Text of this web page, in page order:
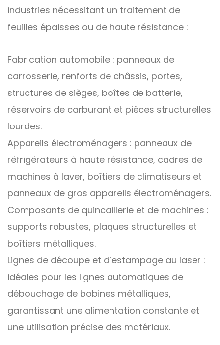
industries nécessitant un traitement de
feuilles épaisses ou de haute résistance :
Fabrication automobile : panneaux de
carrosserie, renforts de châssis, portes,
structures de sièges, boîtes de batterie,
réservoirs de carburant et pièces structurelles
lourdes.
Appareils électroménagers : panneaux de
réfrigérateurs à haute résistance, cadres de
machines à laver, boîtiers de climatiseurs et
panneaux de gros appareils électroménagers.
Composants de quincaillerie et de machines :
supports robustes, plaques structurelles et
boîtiers métalliques.
Lignes de découpe et d’estampage au laser :
idéales pour les lignes automatiques de
débouchage de bobines métalliques,
garantissant une alimentation constante et
une utilisation précise des matériaux.